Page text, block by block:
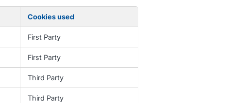
Cookies used
First Party
First Party
Third Party
Third Party